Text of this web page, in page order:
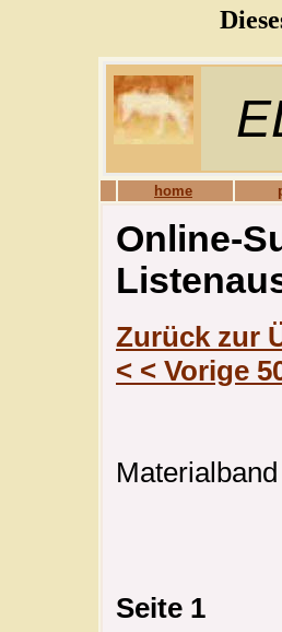
home
Online-
Zurück zur
< < Vorige
Seite 1